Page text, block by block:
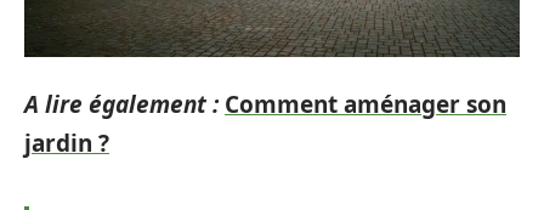
A lire également : Comment aménager son
jardin ?